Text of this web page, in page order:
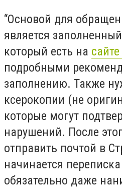
“Основой для
является
который есть на
подробными
заполнению. Также
ксерокопии (не
которые могут
нарушений. После
отправить почтой в
начинается
обязательно даже